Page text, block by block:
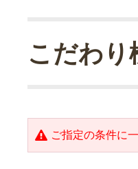
こだわり
ご指定の条件に